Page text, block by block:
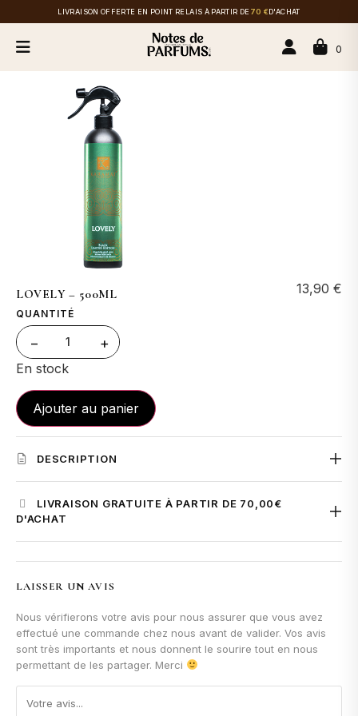
LIVRAISON OFFERTE EN POINT RELAIS À PARTIR DE 70 €D'ACHAT
0
LOVELY – 500ML 13,90 €
QUANTITÉ
− 1 +
En stock
Ajouter au panier
DESCRIPTION
LOVELY- PARFUMS
D'AMBIANCE BLACK
LIMITED EDITION - 500ml
DESCRIPTIF
Rafraîchissez votre maison avec le parfum de Lovely Black
Edition 500 ml.
LIVRAISON GRATUITE À PARTIR DE 70,00€
D'ACHAT
automatiquement à l'étape du paiement selon votre adresse
de livraison.
LAISSER UN AVIS
Nous vérifierons votre avis pour nous assurer que vous avez
effectué une commande chez nous avant de valider. Vos avis
sont très importants et nous donnent le sourire tout en nous
permettant de les partager. Merci